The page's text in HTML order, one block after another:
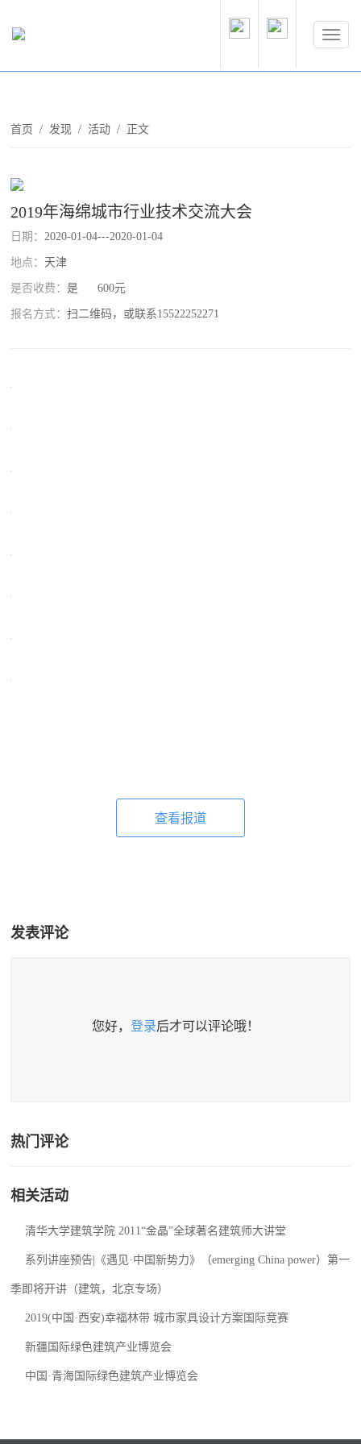
首页 /发现 /活动 / 正文
2019年海绵城市行业技术交流大会
日期：2020-01-04---2020-01-04
地点： 天津
是否收费：是 600元
报名方式：扫二维码，或联系15522252271
查看报道
发表评论
您好， 登录后才可以评论哦！
热门评论
相关活动
清华大学建筑学院 2011“金晶”全球著名建筑师大讲堂
系列讲座预告|《遇见·中国新势力》（emerging China power）第一
季即将开讲（建筑，北京专场）
2019(中国·西安)幸福林带 城市家具设计方案国际竞赛
新疆国际绿色建筑产业博览会
中国·青海国际绿色建筑产业博览会